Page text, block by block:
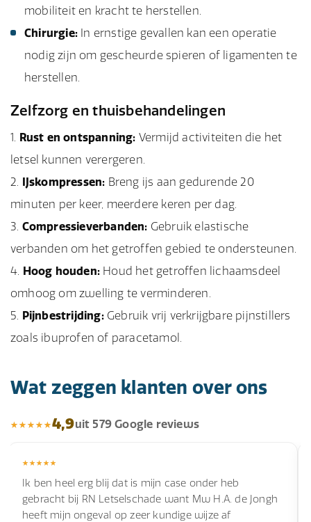
mobiliteit en kracht te herstellen.
Chirurgie: In ernstige gevallen kan een operatie
nodig zijn om gescheurde spieren of ligamenten te
herstellen.
Zelfzorg en thuisbehandelingen
Rust en ontspanning: Vermijd activiteiten die het
letsel kunnen verergeren.
IJskompressen: Breng ijs aan gedurende 20
minuten per keer, meerdere keren per dag.
Compressieverbanden: Gebruik elastische
verbanden om het getroffen gebied te ondersteunen.
Hoog houden: Houd het getroffen lichaamsdeel
omhoog om zwelling te verminderen.
Pijnbestrijding:Gebruik vrij verkrijgbare pijnstillers
zoals ibuprofen of paracetamol.
Wat zeggen klanten over ons
4,9uit 579 Google reviews
Ik ben heel erg blij dat is mijn case onder heb
gebracht bij RN Letselschade want Mw H.A. de Jongh
heeft mijn ongeval op zeer kundige wijze af